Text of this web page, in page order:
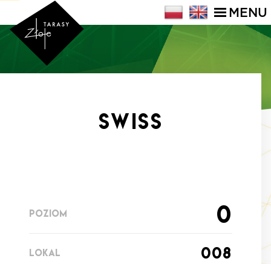
MENU
SWISS
POZIOM 0
LOKAL 008